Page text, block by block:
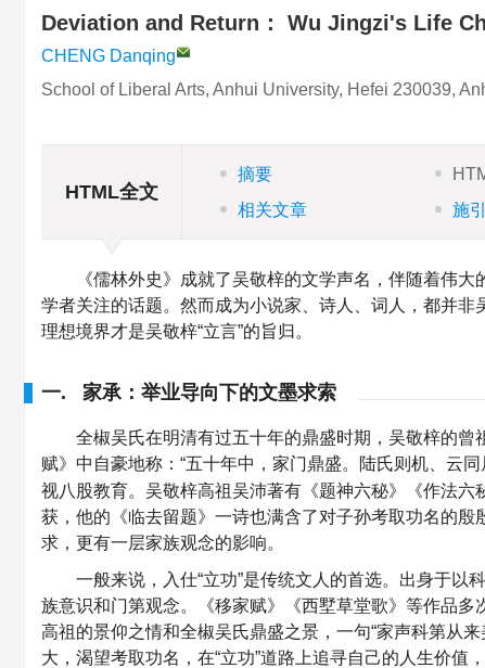
Deviation and Return： Wu Jingzi's Life
CHENG Danqing
School of Liberal Arts, Anhui University, Hefei 230039,
HTML全文
摘要
相关文章
施
《儒林外史》成就了吴敬梓的文学声名，伴随着伟大
学者关注的话题。然而成为小说家、诗人、词人，都并非
理想境界才是吴敬梓“立言”的旨归。
一. 家承：举业导向下的文墨求索
全椒吴氏在明清有过五十年的鼎盛时期，吴敬梓的
赋》中自豪地称：“五十年中，家门鼎盛。陆氏则机、云
视八股教育。吴敬梓高祖吴沛著有《题神六秘》《作法
获，他的《临去留题》一诗也满含了对子孙考取功名的
求，更有一层家族观念的影响。
一般来说，入仕“立功”是传统文人的首选。出身于
族意识和门第观念。《移家赋》《西墅草堂歌》等作品
高祖的景仰之情和全椒吴氏鼎盛之景，一句“家声科第从
大，渴望考取功名，在“立功”道路上追寻自己的人生价值